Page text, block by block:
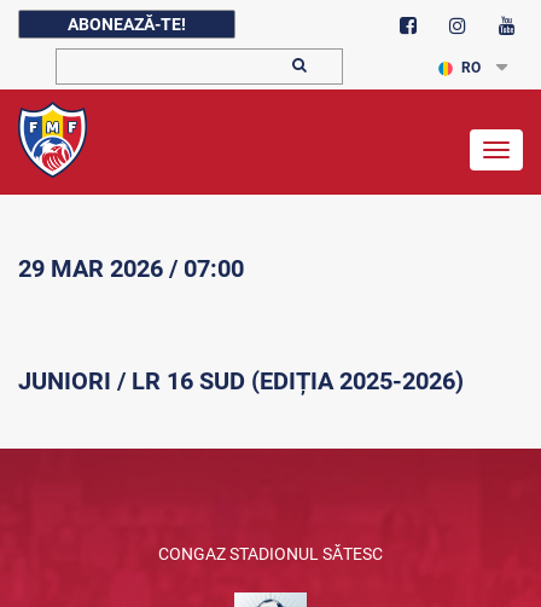
ABONEAZĂ-TE!
RO
29 MAR 2026 / 07:00
JUNIORI / LR 16 SUD (EDIȚIA 2025-2026)
CONGAZ STADIONUL SĂTESC